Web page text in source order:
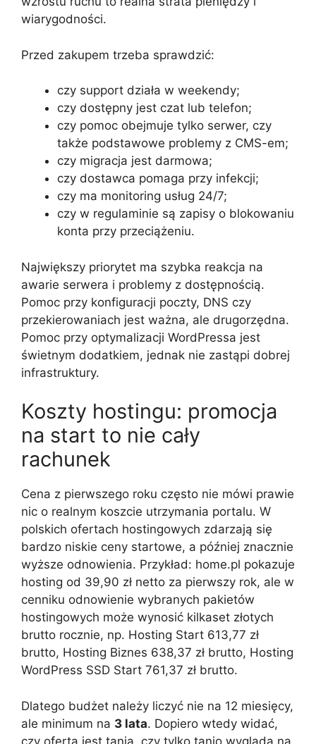
wiarygodności.
Przed zakupem trzeba sprawdzić:
czy support działa w weekendy;
czy dostępny jest czat lub telefon;
czy pomoc obejmuje tylko serwer, czy
także podstawowe problemy z CMS-em;
czy migracja jest darmowa;
czy dostawca pomaga przy infekcji;
czy ma monitoring usług 24/7;
czy w regulaminie są zapisy o blokowaniu
konta przy przeciążeniu.
Największy priorytet ma szybka reakcja na
awarie serwera i problemy z dostępnością.
Pomoc przy konfiguracji poczty, DNS czy
przekierowaniach jest ważna, ale drugorzędna.
Pomoc przy optymalizacji WordPressa jest
świetnym dodatkiem, jednak nie zastąpi dobrej
infrastruktury.
Koszty hostingu: promocja
na start to nie cały
rachunek
Cena z pierwszego roku często nie mówi prawie
nic o realnym koszcie utrzymania portalu. W
polskich ofertach hostingowych zdarzają się
bardzo niskie ceny startowe, a później znacznie
wyższe odnowienia. Przykład: home.pl pokazuje
hosting od 39,90 zł netto za pierwszy rok, ale w
cenniku odnowienie wybranych pakietów
hostingowych może wynosić kilkaset złotych
brutto rocznie, np. Hosting Start 613,77 zł
brutto, Hosting Biznes 638,37 zł brutto, Hosting
WordPress SSD Start 761,37 zł brutto.
Dlatego budżet należy liczyć nie na 12 miesięcy,
ale minimum na 3 lata. Dopiero wtedy widać,
czy oferta jest tania, czy tylko tanio wygląda na